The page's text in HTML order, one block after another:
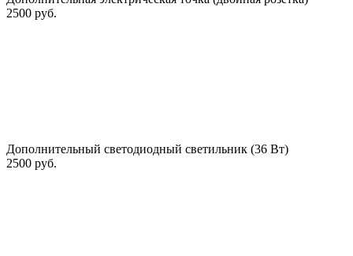
2500 руб.
Дополнительный светодиодный светильник (36 Вт)
2500 руб.